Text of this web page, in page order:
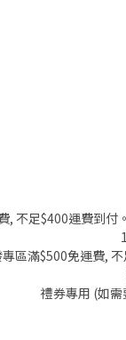
, 不足$400運費到付
區滿$500免運費,
禮券專用 (如